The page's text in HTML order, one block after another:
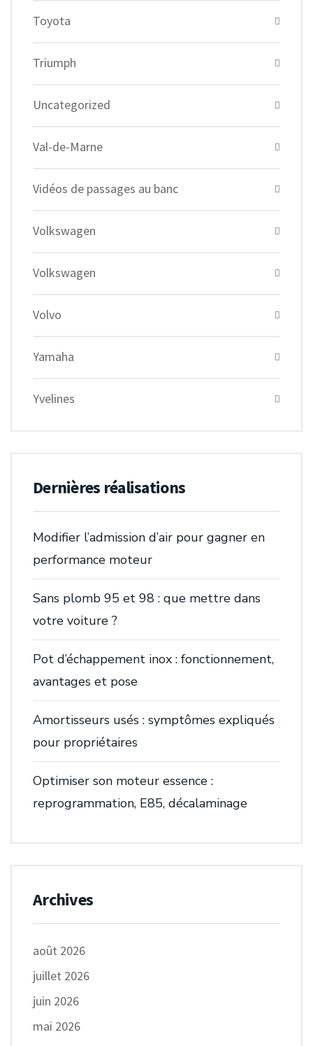
Toyota
Triumph
Uncategorized
Val-de-Marne
Vidéos de passages au banc
Volkswagen
Volkswagen
Volvo
Yamaha
Yvelines
Dernières réalisations
Modifier l’admission d’air pour gagner en
performance moteur
Sans plomb 95 et 98 : que mettre dans
votre voiture ?
Pot d’échappement inox : fonctionnement,
avantages et pose
Amortisseurs usés : symptômes expliqués
pour propriétaires
Optimiser son moteur essence :
reprogrammation, E85, décalaminage
Archives
août 2026
juillet 2026
juin 2026
mai 2026